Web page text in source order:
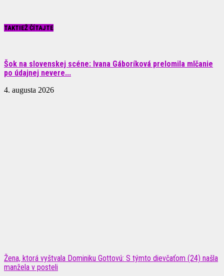
TAKTIEŽ ČÍTAJTE
Šok na slovenskej scéne: Ivana Gáboríková prelomila mlčanie
po údajnej nevere...
4. augusta 2026
Žena, ktorá vyštvala Dominiku Gottovú: S týmto dievčaťom (24) našla
manžela v posteli